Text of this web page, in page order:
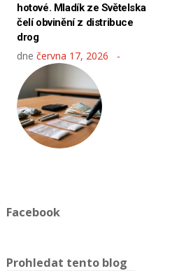
hotové. Mladík ze Světelska
čelí obvinění z distribuce
drog
dne června 17, 2026
Facebook
Prohledat tento blog